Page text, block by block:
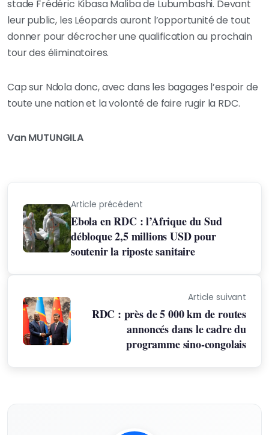
stade Frédéric Kibasa Maliba de Lubumbashi. Devant
leur public, les Léopards auront l’opportunité de tout
donner pour décrocher une qualification au prochain
tour des éliminatoires.
Cap sur Ndola donc, avec dans les bagages l’espoir de
toute une nation et la volonté de faire rugir la RDC.
Van MUTUNGILA
Article précédent
Ebola en RDC : l’Afrique du Sud
débloque 2,5 millions USD pour
soutenir la riposte sanitaire
Article suivant
RDC : près de 5 000 km de routes
annoncés dans le cadre du
programme sino-congolais